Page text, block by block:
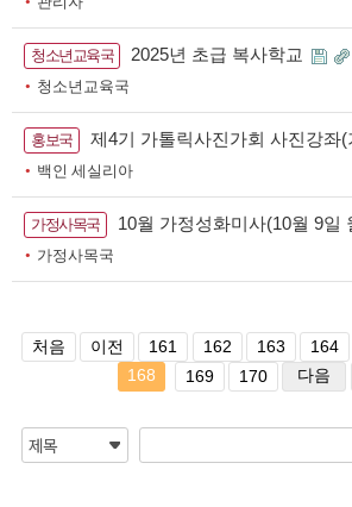
청소년교육국 2025년 초급 복사학교
청소년교육국
홍보국 제4기 가톨릭사진가회 사진강좌(
백인 세실리아
가정사목국 10월 가정성화미사(10월 9일
가정사목국
처음 이전 161 162 163 164
168
169 170 다음